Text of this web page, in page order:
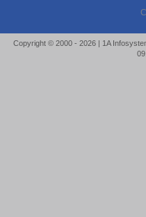
Copyright © 2000 - 2026 | 1A